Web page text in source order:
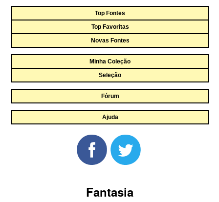
Top Fontes
Top Favoritas
Novas Fontes
Minha Coleção
Seleção
Fórum
Ajuda
Fantasia